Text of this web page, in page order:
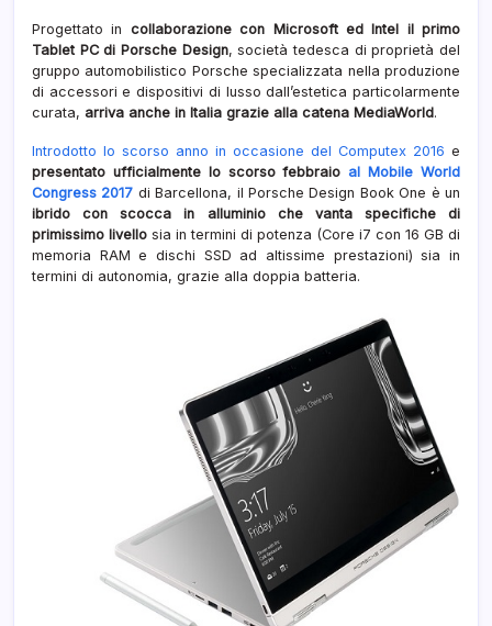
Progettato in collaborazione con Microsoft ed Intel il primo
Tablet PC di Porsche Design, società tedesca di proprietà del
gruppo automobilistico Porsche specializzata nella produzione
di accessori e dispositivi di lusso dall’estetica particolarmente
curata, arriva anche in Italia grazie alla catena MediaWorld.
Introdotto lo scorso anno in occasione del Computex 2016 e
presentato ufficialmente lo scorso febbraioal Mobile World
Congress 2017 di Barcellona, il Porsche Design Book One è un
ibrido con scocca in alluminio che vanta specifiche di
primissimo livello sia in termini di potenza (Core i7 con 16 GB di
memoria RAM e dischi SSD ad altissime prestazioni) sia in
termini di autonomia, grazie alla doppia batteria.